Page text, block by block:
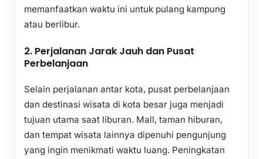
memanfaatkan waktu ini untuk pulang kampung
atau berlibur.
2. Perjalanan Jarak Jauh dan Pusat
Perbelanjaan
Selain perjalanan antar kota, pusat perbelanjaan
dan destinasi wisata di kota besar juga menjadi
tujuan utama saat liburan. Mall, taman hiburan,
dan tempat wisata lainnya dipenuhi pengunjung
yang ingin menikmati waktu luang. Peningkatan